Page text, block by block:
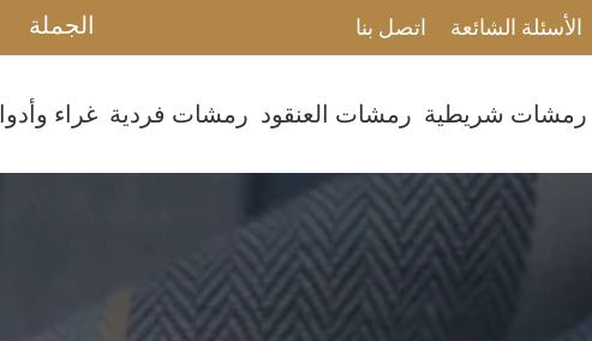
الجملة الأسئلة الشائعة اتصل بنا
رمشات شريطية رمشات العنقود رمشات فردية غراء